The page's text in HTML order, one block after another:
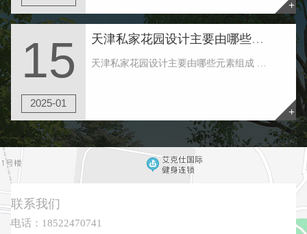
+
15
2025-01
天津私家花园设计主要由哪些元素组成
天津私家花园设计主要由哪些元素组成 天津私家花园周围的绿地形状往往是不规则的，这要求花园绿地形成一个常绿厚绿带，在天津私家花园住宅区形成一个美丽的环境，不同于外界。并形成立体水平，有高大的树木，攀缘植物，厚厚的灌木，良好的地面覆盖等。 ......
+
联系我们
电话：18522470741